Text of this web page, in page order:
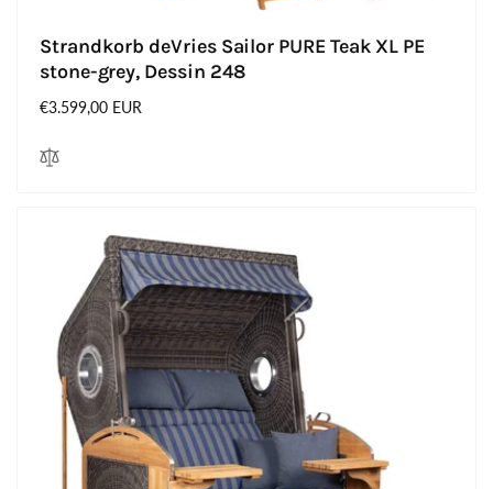
Strandkorb deVries Sailor PURE Teak XL PE
stone-grey, Dessin 248
Normaler
€3.599,00 EUR